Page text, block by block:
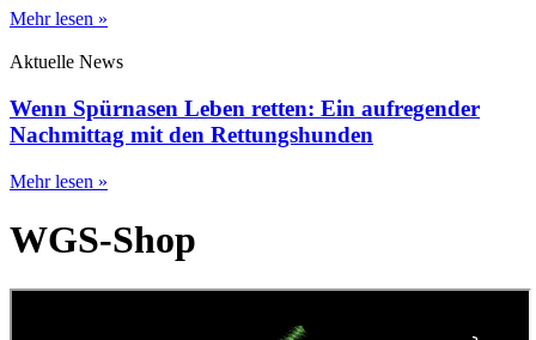
Mehr lesen »
Aktuelle News
Wenn Spürnasen Leben retten: Ein aufregender
Nachmittag mit den Rettungshunden
Mehr lesen »
WGS-Shop